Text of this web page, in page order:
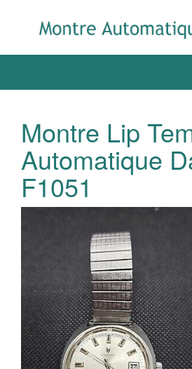
Montre Lip
Automatique
F1051